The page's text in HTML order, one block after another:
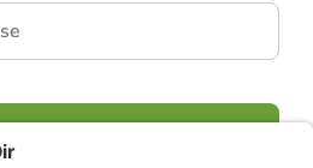
Weiter